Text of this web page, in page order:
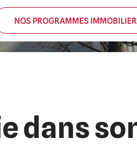
dans